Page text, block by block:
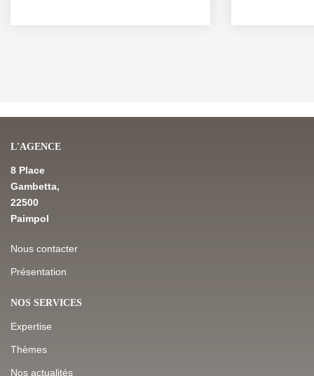
L'AGENCE
8 Place
Gambetta,
22500
Paimpol
Nous contacter
Présentation
NOS SERVICES
Expertise
Thèmes
Nos actualités